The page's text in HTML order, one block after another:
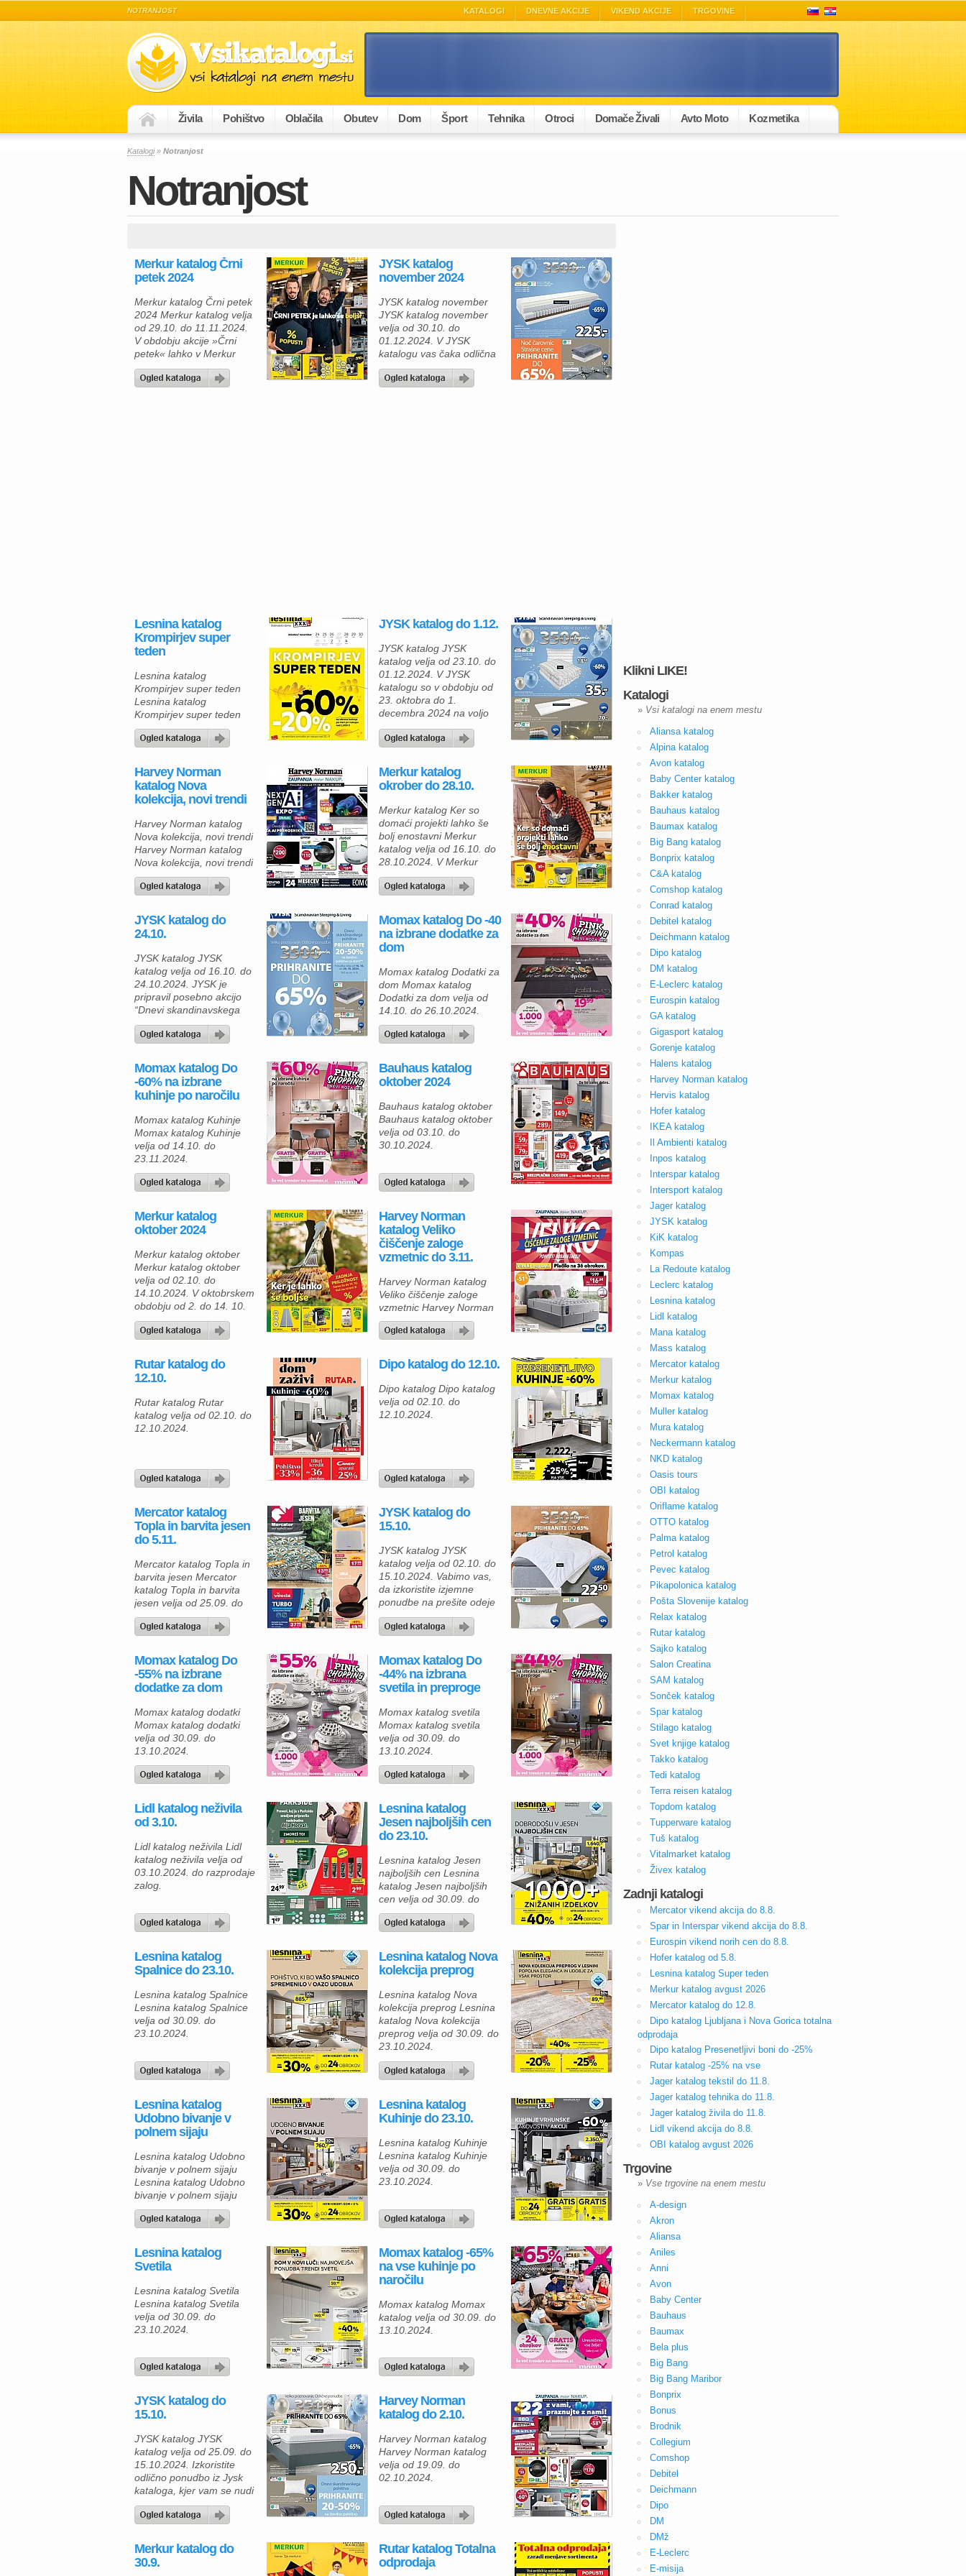
NOTRANJOST KATALOGI DNEVNE AKCIJE VIKEND AKCIJE TRGOVINE
Živila Pohištvo Oblačila Obutev Dom Šport Tehnika Otroci Domače Živali Avto Moto Kozmetika
Katalogi» Notranjost
Notranjost
Merkur katalog Črni
petek 2024
Merkur katalog Črni petek
2024 Merkur katalog velja
od 29.10. do 11.11.2024.
V obdobju akcije »Črni
petek« lahko v Merkur
katalogu najdete širok
izbor kakovostnih izdelkov
JYSK katalog
november 2024
JYSK katalog november
JYSK katalog november
velja od 30.10. do
01.12.2024. V JYSK
katalogu vas čaka odlična
priložnost, da dom
opremite s kakovostnimi in
Lesnina katalog
Krompirjev super
teden
Lesnina katalog
Krompirjev super teden
Lesnina katalog
Krompirjev super teden
velja od 24.10. do
04.11.2024.
JYSK katalog do 1.12.
JYSK katalog JYSK
katalog velja od 23.10. do
01.12.2024. V JYSK
katalogu so v obdobju od
23. oktobra do 1.
decembra 2024 na voljo
ki vam omogočajo, da
izdelkih za dom in udobje.
Kupci lahko izbirajo med
široko paleto izdelkov,
prešite odeje in vzglavniki,
ki bodo […]
Harvey Norman
katalog Nova
kolekcija, novi trendi
Harvey Norman katalog
Nova kolekcija, novi trendi
Harvey Norman katalog
Nova kolekcija, novi trendi
velja od 17.10. do
23.10.2024.
Merkur katalog
okrober do 28.10.
Merkur katalog Ker so
domaći projekti lahko še
bolj enostavni Merkur
katalog velja od 16.10. do
28.10.2024. V Merkur
katalogu vas v obdobju od
16. do 28. oktobra 2024
izdelkov za dom, vrt in
mojstrske projekte. Naj
vas navduši kovinska vrtna
hiška Dresden II 106, ki je
shranjevanje orodja, […]
JYSK katalog do
24.10.
JYSK katalog JYSK
katalog velja od 16.10. do
24.10.2024. JYSK je
pripravil posebno akcijo
“Dnevi skandinavskega
pohištva”, kjer lahko kupci
prihranijo do 65 % na
Akcija traja od 16. 10. do
24. 11. 2024, kar pomeni,
da je to odlična priložnost
za vse, ki želijo prenoviti
[…]
Momax katalog Do -40
na izbrane dodatke za
dom
Momax katalog Dodatki za
dom Momax katalog
Dodatki za dom velja od
14.10. do 26.10.2024.
Momax katalog Do
-60% na izbrane
kuhinje po naročilu
Momax katalog Kuhinje
Momax katalog Kuhinje
velja od 14.10. do
23.11.2024.
Bauhaus katalog
oktober 2024
Bauhaus katalog oktober
Bauhaus katalog oktober
velja od 03.10. do
30.10.2024.
Merkur katalog
oktober 2024
Merkur katalog oktober
Merkur katalog oktober
velja od 02.10. do
14.10.2024. V oktobrskem
obdobju od 2. do 14. 10.
2024 (oziroma do
razprodaje zalog) je na
vse, ki želijo izboljšati svoj
dom, vrt ali orodjarno s
kakovostnimi izdelki po
znižanih cenah.
Merkurjeva akcijska
ponudba vključuje številne
izdelke za različne
Harvey Norman
katalog Veliko
čiščenje zaloge
vzmetnic do 3.11.
Harvey Norman katalog
Veliko čiščenje zaloge
vzmetnic Harvey Norman
katalog Veliko čiščenje
zaloge vzmetnic velja od
Rutar katalog do
12.10.
Rutar katalog Rutar
katalog velja od 02.10. do
12.10.2024.
Dipo katalog do 12.10.
Dipo katalog Dipo katalog
velja od 02.10. do
12.10.2024.
Mercator katalog
Topla in barvita jesen
do 5.11.
Mercator katalog Topla in
barvita jesen Mercator
katalog Topla in barvita
jesen velja od 25.09. do
05.11.2024. Jesen je
idealen čas za osvežitev
obrokih. V trgovinah
Mercator vas čaka nova,
barvita linija izdelkov
Delight, ki bo poskrbela za
udobje v kuhinji in
izboljšala vašo
vsakodnevno izkušnjo. Za
popoln zajtrk priporočamo
[…]
JYSK katalog do
15.10.
JYSK katalog JYSK
katalog velja od 02.10. do
15.10.2024. Vabimo vas,
da izkoristite izjemne
ponudbe na prešite odeje
in vzglavnike, s katerimi bo
vaš spanec še bolj prijeten
katalogu lahko izbirate
med različnimi
visokokakovostnimi izdelki,
ki bodo izboljšali vaše
boste prihranili do 65%.
JYSK cene prilagaja […]
Momax katalog Do
-55% na izbrane
dodatke za dom
Momax katalog dodatki
Momax katalog dodatki
velja od 30.09. do
13.10.2024.
Momax katalog Do
-44% na izbrana
svetila in preproge
Momax katalog svetila
Momax katalog svetila
velja od 30.09. do
13.10.2024.
Lidl katalog neživila
od 3.10.
Lidl katalog neživila Lidl
katalog neživila velja od
03.10.2024. do razprodaje
zalog.
Lesnina katalog
Jesen najboljših cen
do 23.10.
Lesnina katalog Jesen
najboljših cen Lesnina
katalog Jesen najboljših
cen velja od 30.09. do
23.10.2024.
Lesnina katalog
Spalnice do 23.10.
Lesnina katalog Spalnice
Lesnina katalog Spalnice
velja od 30.09. do
23.10.2024.
Lesnina katalog Nova
kolekcija preprog
Lesnina katalog Nova
kolekcija preprog Lesnina
katalog Nova kolekcija
preprog velja od 30.09. do
23.10.2024.
Lesnina katalog
Udobno bivanje v
polnem sijaju
Lesnina katalog Udobno
bivanje v polnem sijaju
Lesnina katalog Udobno
bivanje v polnem sijaju
velja od 30.09. do
23.10.2024.
Lesnina katalog
Kuhinje do 23.10.
Lesnina katalog Kuhinje
Lesnina katalog Kuhinje
velja od 30.09. do
23.10.2024.
Lesnina katalog
Svetila
Lesnina katalog Svetila
Lesnina katalog Svetila
velja od 30.09. do
23.10.2024.
Momax katalog -65%
na vse kuhinje po
naročilu
Momax katalog Momax
katalog velja od 30.09. do
13.10.2024.
JYSK katalog do
15.10.
JYSK katalog JYSK
katalog velja od 25.09. do
15.10.2024. Izkoristite
odlično ponudbo iz Jysk
kataloga, kjer vam se nudi
skandinavsko udobje in
slog po najboljših cenah.
do 65 % na izbranih
izdelkih, kar je odlična
priložnost, da osvežite svoj
Harvey Norman
katalog do 2.10.
Harvey Norman katalog
Harvey Norman katalog
velja od 19.09. do
02.10.2024.
Merkur katalog do
30.9.
Rutar katalog Totalna
odprodaja
Klikni LIKE!
Katalogi
» Vsi katalogi na enem mestu
Aliansa katalog
Alpina katalog
Avon katalog
Baby Center katalog
Bakker katalog
Bauhaus katalog
Baumax katalog
Big Bang katalog
Bonprix katalog
C&A katalog
Comshop katalog
Conrad katalog
Debitel katalog
Deichmann katalog
Dipo katalog
DM katalog
E-Leclerc katalog
Eurospin katalog
GA katalog
Gigasport katalog
Gorenje katalog
Halens katalog
Harvey Norman katalog
Hervis katalog
Hofer katalog
IKEA katalog
Il Ambienti katalog
Inpos katalog
Interspar katalog
Intersport katalog
Jager katalog
JYSK katalog
KiK katalog
Kompas
La Redoute katalog
Leclerc katalog
Lesnina katalog
Lidl katalog
Mana katalog
Mass katalog
Mercator katalog
Merkur katalog
Momax katalog
Muller katalog
Mura katalog
Neckermann katalog
NKD katalog
Oasis tours
OBI katalog
Oriflame katalog
OTTO katalog
Palma katalog
Petrol katalog
Pevec katalog
Pikapolonica katalog
Pošta Slovenije katalog
Relax katalog
Rutar katalog
Sajko katalog
Salon Creatina
SAM katalog
Sonček katalog
Spar katalog
Stilago katalog
Svet knjige katalog
Takko katalog
Tedi katalog
Terra reisen katalog
Topdom katalog
Tupperware katalog
Tuš katalog
Vitalmarket katalog
Živex katalog
Zadnji katalogi
Mercator vikend akcija do 8.8.
Spar in Interspar vikend akcija do 8.8.
Eurospin vikend norih cen do 8.8.
Hofer katalog od 5.8.
Lesnina katalog Super teden
Merkur katalog avgust 2026
Mercator katalog do 12.8.
Dipo katalog Ljubljana i Nova Gorica totalna
odprodaja
Dipo katalog Presenetljivi boni do -25%
Rutar katalog -25% na vse
Jager katalog tekstil do 11.8.
Jager katalog tehnika do 11.8.
Jager katalog živila do 11.8.
Lidl vikend akcija do 8.8.
OBI katalog avgust 2026
Trgovine
» Vse trgovine na enem mestu
A-design
Akron
Aliansa
Aniles
Anni
Avon
Baby Center
Bauhaus
Baumax
Bela plus
Big Bang
Big Bang Maribor
Bonprix
Bonus
Brodnik
Collegium
Comshop
Debitel
Deichmann
Dipo
DM
DMž
E-Leclerc
E-misija